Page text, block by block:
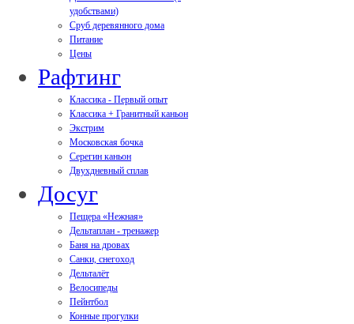
удобствами)
Сруб деревянного дома
Питание
Цены
Рафтинг
Классика - Первый опыт
Классика + Гранитный каньон
Экстрим
Московская бочка
Серегин каньон
Двухдневный сплав
Досуг
Пещера «Нежная»
Дельтаплан - тренажер
Баня на дровах
Cанки, снегоход
Дельталёт
Велосипеды
Пейнтбол
Конные прогулки